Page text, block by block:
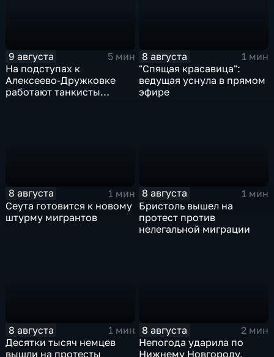
9 августа
5 мин
На подступах к
Алексеево-Дружковке
работают танкисты
8 августа
1 мин
"Спящая красавица":
ведущая уснула в прямом
эфире
8 августа
1 мин
Сеута готовится к новому
штурму мигрантов
8 августа
1 мин
Бристоль вышел на
протест против
нелегальной миграции
8 августа
1 мин
Десятки тысяч немцев
вышли на протесты
8 августа
2 мин
Непогода ударила по
Нижнему Новгороду,